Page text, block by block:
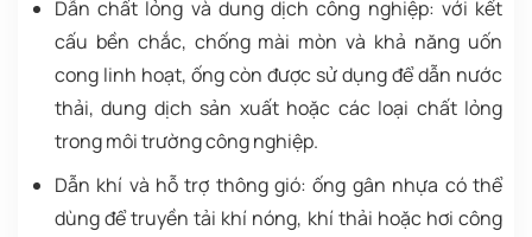
Dẫn chất lỏng và dung dịch công nghiệp: với kết
cấu bền chắc, chống mài mòn và khả năng uốn
cong linh hoạt, ống còn được sử dụng để dẫn nước
thải, dung dịch sản xuất hoặc các loại chất lỏng
trong môi trường công nghiệp.
Dẫn khí và hỗ trợ thông gió: ống gân nhựa có thể
dùng để truyền tải khí nóng, khí thải hoặc hơi công